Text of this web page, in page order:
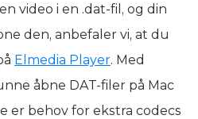
video i en .dat-fil, og din
den, anbefaler vi, at du
Elmedia Player. Med
åbne DAT-filer på Mac
er behov for ekstra codecs